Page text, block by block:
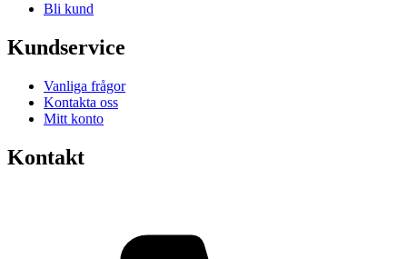
Bli kund
Kundservice
Vanliga frågor
Kontakta oss
Mitt konto
Kontakt